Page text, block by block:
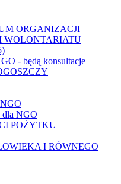
ORGANIZACJI
WOLONTARIATU
- będą konsultacje
dla NGO
POŻYTKU
I RÓWNEGO